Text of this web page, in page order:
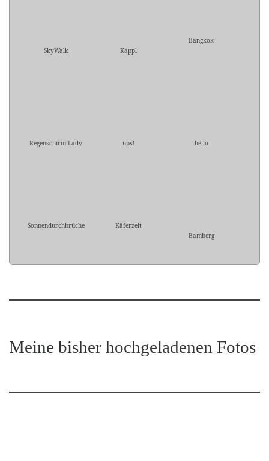
SkyWalk Kappl
Bangkok
Regenschirm-Lady ups! hello
Sonnendurchbrüche
Käferzeit
Bamberg
Meine bisher hochgeladenen Fotos